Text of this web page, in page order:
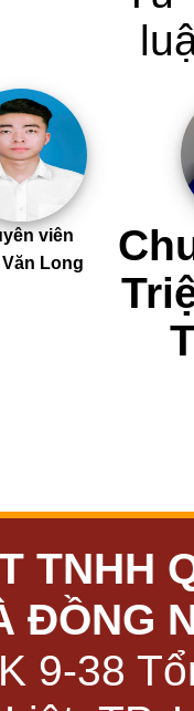
viên
Long
TNHH
ĐỒNG
9-38